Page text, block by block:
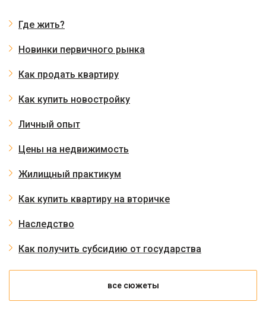
Где жить?
Новинки первичного рынка
Как продать квартиру
Как купить новостройку
Личный опыт
Цены на недвижимость
Жилищный практикум
Как купить квартиру на вторичке
Наследство
Как получить субсидию от государства
все сюжеты